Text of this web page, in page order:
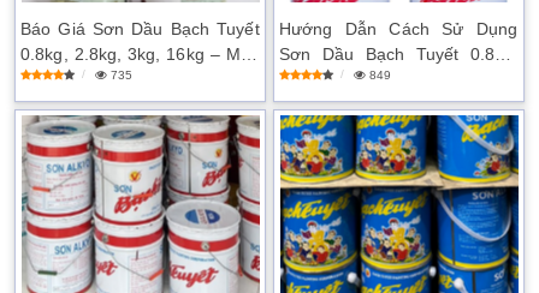
Báo Giá Sơn Dầu Bạch Tuyết
0.8kg, 2.8kg, 3kg, 16kg – Mua
Ở Đâu Rẻ Nhất?
735
Hướng Dẫn Cách Sử Dụng
Sơn Dầu Bạch Tuyết 0.8kg,
2.8kg, 3kg, 16kg
849